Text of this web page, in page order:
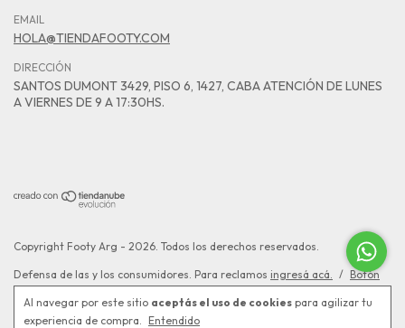
Al navegar por este sitio aceptás el uso de cookies para agilizar tu
experiencia de compra. Entendido
EMAIL
HOLA@TIENDAFOOTY.COM
DIRECCIÓN
SANTOS DUMONT 3429, PISO 6, 1427, CABA ATENCIÓN DE LUNES
A VIERNES DE 9 A 17:30HS.
Copyright Footy Arg - 2026. Todos los derechos reservados.
Defensa de las y los consumidores. Para reclamos ingresá acá. / Botón
de arrepentimiento